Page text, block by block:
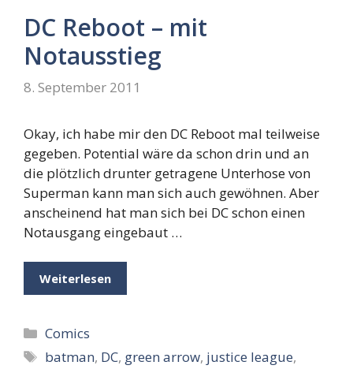
DC Reboot – mit
Notausstieg
8. September 2011
Okay, ich habe mir den DC Reboot mal teilweise
gegeben. Potential wäre da schon drin und an
die plötzlich drunter getragene Unterhose von
Superman kann man sich auch gewöhnen. Aber
anscheinend hat man sich bei DC schon einen
Notausgang eingebaut …
Weiterlesen
Kategorien
Comics
Schlagwörter
batman, DC, green arrow, justice league,